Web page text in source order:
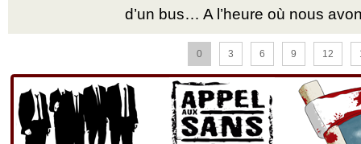
d’un bus… A l’heure où nous
0 3 6 9 12